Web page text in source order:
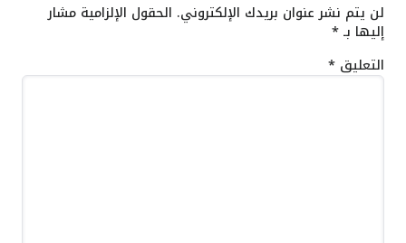
لن يتم نشر عنوان بريدك الإلكتروني. الحقول الإلزامية مشار
إليها بـ*
التعليق *